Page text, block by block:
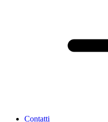
Contatti